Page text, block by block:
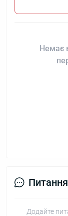
Немає
Питання
Додайте